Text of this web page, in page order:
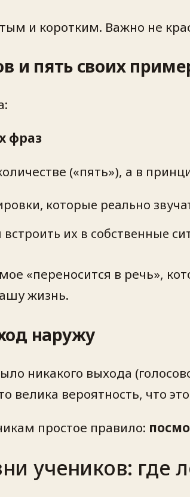
и коротким. Важно не
и пять своих
фраз
(«пять»), а в
которые реально
встроить их в собственные
«переносится в речь»,
жизнь.
наружу
никакого выхода
велика вероятность, что
простое правило:
учеников: где